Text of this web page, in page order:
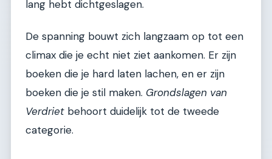
lang hebt dichtgeslagen.
De spanning bouwt zich langzaam op tot een
climax die je echt niet ziet aankomen. Er zijn
boeken die je hard laten lachen, en er zijn
boeken die je stil maken. Grondslagen van
Verdriet behoort duidelijk tot de tweede
categorie.